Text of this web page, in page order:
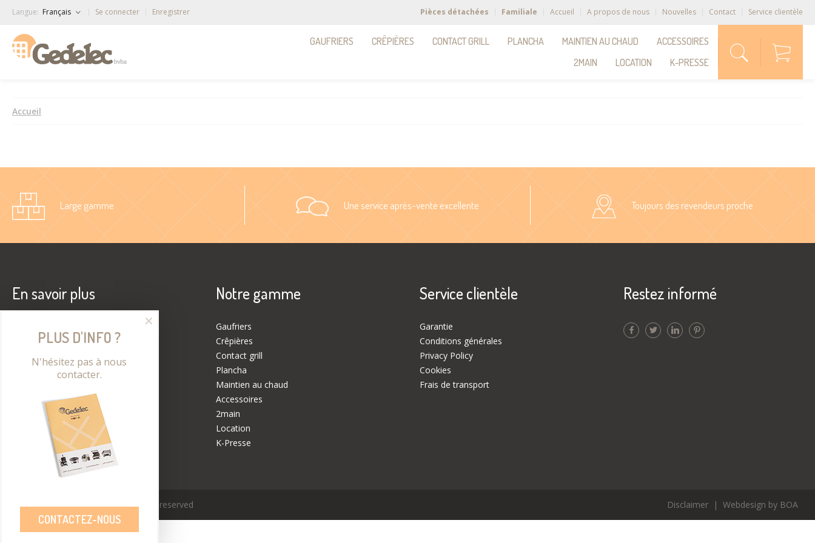
✕
PLUS D'INFO ?
N'hésitez pas à nous
contacter.
CONTACTEZ-NOUS
Langue: Français Se connecter Enregistrer Pièces détachées Familiale Accueil A propos de nous Nouvelles Contact Service clientèle
GAUFRIERS CRÊPIÈRES CONTACT GRILL PLANCHA MAINTIEN AU CHAUD
ACCESSOIRES
2MAIN
LOCATION K-PRESSE
Accueil
Large gamme Une service après-vente excellente Toujours des revendeurs proche
En savoir plus
Showroom
Dernières nouvelles
Notre gamme
Gaufriers
Crêpières
Contact grill
Plancha
Maintien au chaud
Accessoires
2main
Location
K-Presse
Service clientèle
Garantie
Conditions générales
Privacy Policy
Cookies
Frais de transport
Restez informé
Copyright © 2026 GEDELEC All rights reserved Disclaimer | Webdesign by BOA